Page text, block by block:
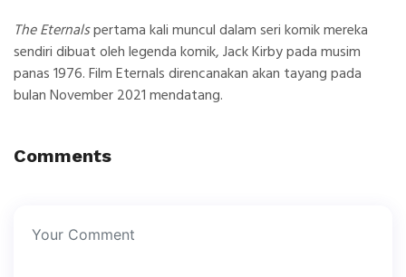
The Eternalspertama kali muncul dalam seri komik mereka
sendiri dibuat oleh legenda komik,Jack Kirbypada musim
panas 1976. Film Eternals direncanakan akan tayang pada
bulan November 2021 mendatang.
Comments